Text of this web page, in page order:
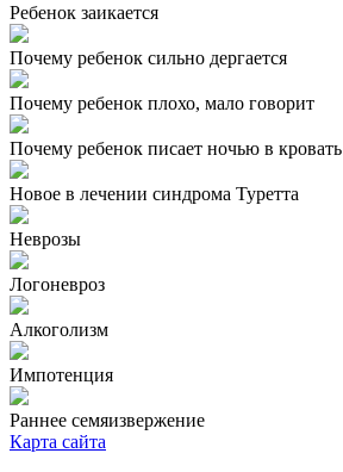
Ребенок заикается
Почему ребенок сильно дергается
Почему ребенок плохо, мало говорит
Почему ребенок писает ночью в кровать
Новое в лечении синдрома Туретта
Неврозы
Логоневроз
Алкоголизм
Импотенция
Раннее семяизвержение
Карта сайта